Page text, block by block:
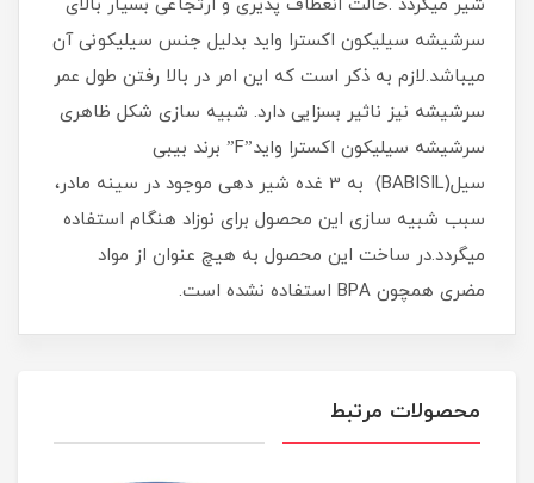
شیر میگردد .حالت انعطاف پذیری و ارتجاعی بسیار بالای
سرشیشه سیلیکون اکسترا واید بدلیل جنس سیلیکونی آن
میباشد.لازم به ذکر است که این امر در بالا رفتن طول عمر
سرشیشه نیز ناثیر بسزایی دارد. شبیه سازی شکل ظاهری
سرشیشه سیلیکون اکسترا واید”F” برند بیبی
سیل(BABISIL) به 3 غده شیر دهی موجود در سینه مادر،
سبب شبیه سازی این محصول برای نوزاد هنگام استفاده
میگردد.در ساخت این محصول به هیچ عنوان از مواد
مضری همچون BPA استفاده نشده است.
محصولات مرتبط